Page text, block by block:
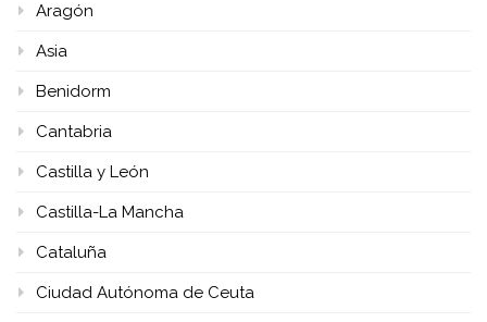
Aragón
Asia
Benidorm
Cantabria
Castilla y León
Castilla-La Mancha
Cataluña
Ciudad Autónoma de Ceuta